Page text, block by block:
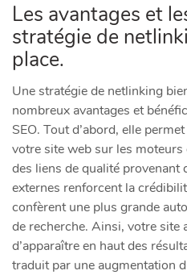
Les avantages et
stratégie de
place.
Une stratégie de netlinking
nombreux avantages et
SEO. Tout d’abord, elle
votre site web sur les
des liens de qualité provenant
externes renforcent la
confèrent une plus grande
de recherche. Ainsi, votre site
d’apparaître en haut des
traduit par une augmentation